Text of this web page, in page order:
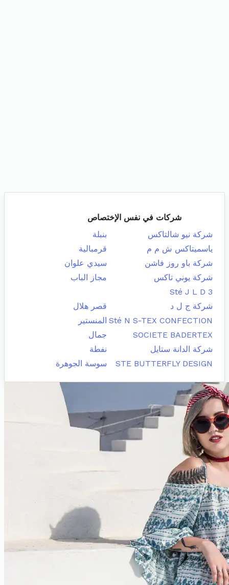
شركات في نفس الإختصاص
شركة نيو شالتاكس
بنبلة
ياسميتاكس ش م م
قرمبالية
شركة باو روز فاشن
سيدي علوان
شركة يوني تاكس
مجاز الباب
Sté J L D 3
شركة ج ل د
قصر هلال
Sté N S-TEX CONFECTION المنستير
SOCIETE BADERTEX
جمال
شركة الدانة ستايل
نفطة
STE BUTTERFLY DESIGN
سوسة الجوهرة